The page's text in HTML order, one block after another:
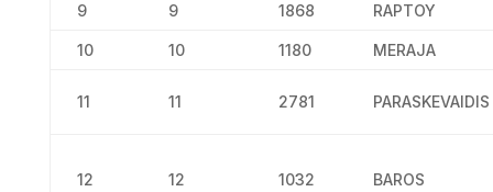
9 9 1868 RAPTOY
10 10 1180 MERAJA
11 11 2781 PARASKEVAIDIS
12 12 1032 BAROS